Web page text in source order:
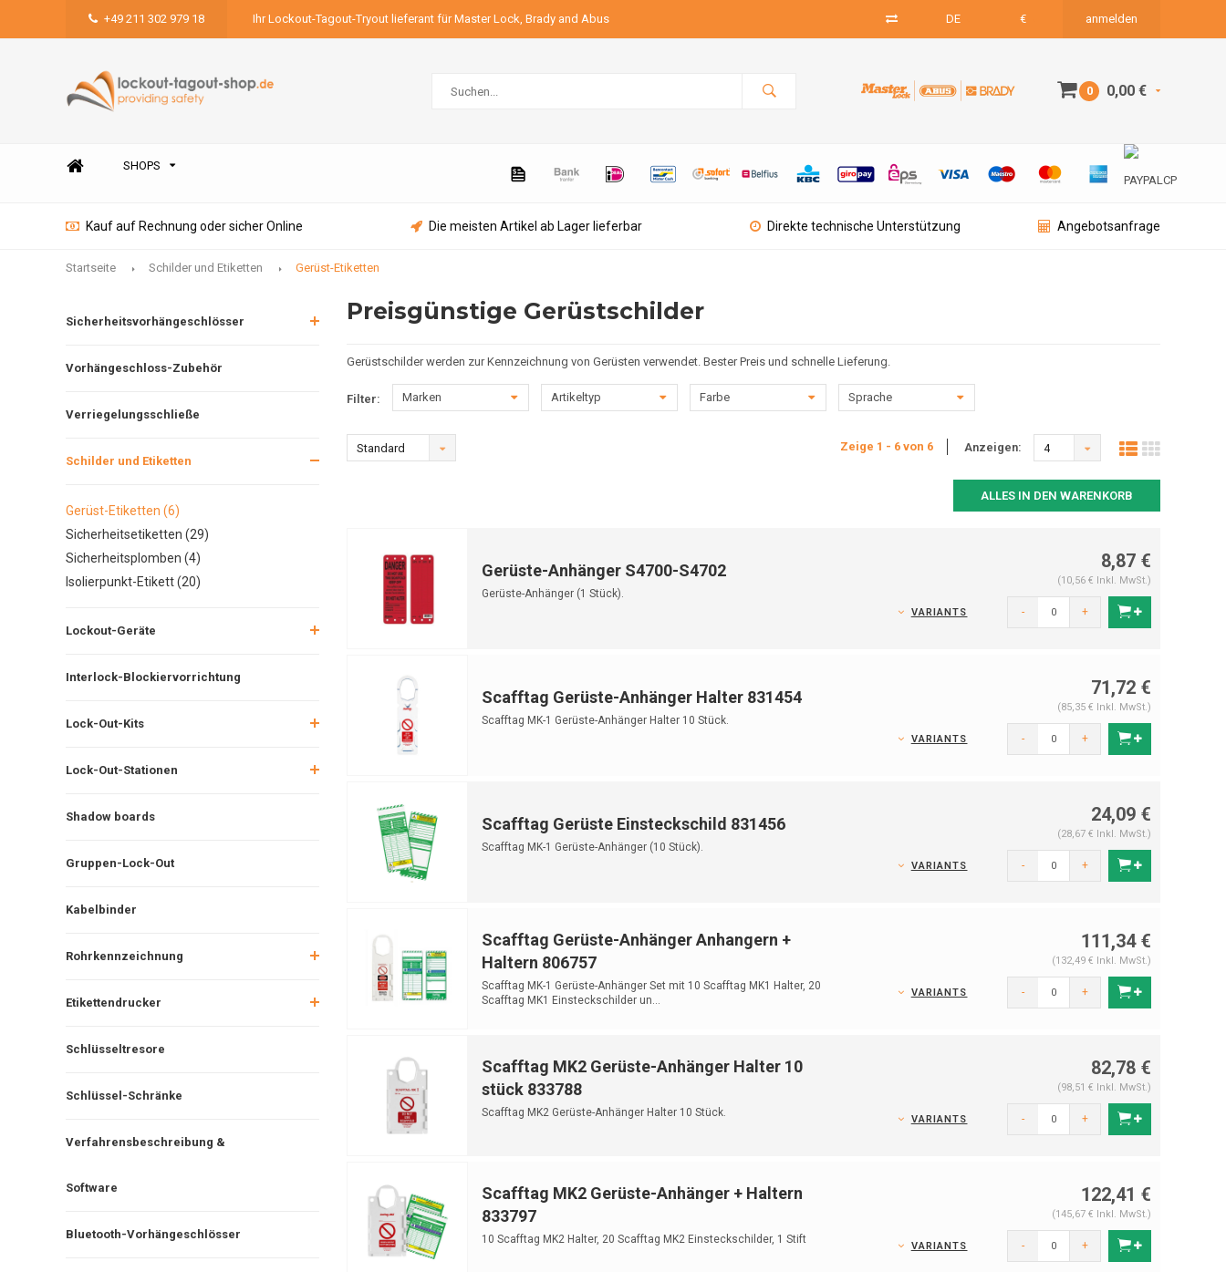
+49 211 302 979 18 Ihr Lockout-Tagout-Tryout lieferant für Master Lock, Brady and Abus DE € anmelden
0 0,00 €
SHOPS
Kauf auf Rechnung oder sicher Online Die meisten Artikel ab Lager lieferbar Direkte technische Unterstützung Angebotsanfrage
Startseite Schilder und Etiketten Gerüst-Etiketten
Sicherheitsvorhängeschlösser
Vorhängeschloss-Zubehör
Verriegelungsschließe
Schilder und Etiketten
Gerüst-Etiketten (6)
Sicherheitsetiketten (29)
Sicherheitsplomben (4)
Isolierpunkt-Etikett (20)
Lockout-Geräte
Interlock-Blockiervorrichtung
Lock-Out-Kits
Lock-Out-Stationen
Shadow boards
Gruppen-Lock-Out
Kabelbinder
Rohrkennzeichnung
Etikettendrucker
Schlüsseltresore
Schlüssel-Schränke
Verfahrensbeschreibung &
Software
Bluetooth-Vorhängeschlösser
Preisgünstige Gerüstschilder
Gerüstschilder werden zur Kennzeichnung von Gerüsten verwendet. Bester Preis und schnelle Lieferung.
Filter: Marken Artikeltyp Farbe Sprache
Standard Zeige 1 - 6 von 6 Anzeigen: 4
ALLES IN DEN WARENKORB
Gerüste-Anhänger S4700-S4702
Gerüste-Anhänger (1 Stück).
8,87 €
(10,56 € Inkl. MwSt.)
VARIANTS - +
Scafftag Gerüste-Anhänger Halter 831454
Scafftag MK-1 Gerüste-Anhänger Halter 10 Stück.
71,72 €
(85,35 € Inkl. MwSt.)
VARIANTS - +
Scafftag Gerüste Einsteckschild 831456
Scafftag MK-1 Gerüste-Anhänger (10 Stück).
24,09 €
(28,67 € Inkl. MwSt.)
VARIANTS - +
Scafftag Gerüste-Anhänger Anhangern +
Haltern 806757
Scafftag MK-1 Gerüste-Anhänger Set mit 10 Scafftag MK1 Halter, 20
Scafftag MK1 Einsteckschilder un...
111,34 €
(132,49 € Inkl. MwSt.)
VARIANTS - +
Scafftag MK2 Gerüste-Anhänger Halter 10
stück 833788
Scafftag MK2 Gerüste-Anhänger Halter 10 Stück.
82,78 €
(98,51 € Inkl. MwSt.)
VARIANTS - +
Scafftag MK2 Gerüste-Anhänger + Haltern
833797
10 Scafftag MK2 Halter, 20 Scafftag MK2 Einsteckschilder, 1 Stift
122,41 €
(145,67 € Inkl. MwSt.)
VARIANTS - +